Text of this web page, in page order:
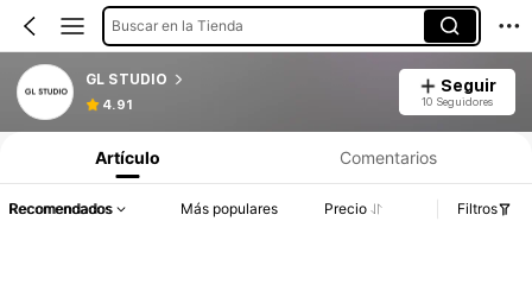
Buscar en la Tienda
GL STUDIO
4.91
Seguir
10 Seguidores
Artículo Comentarios
Recomendados Más populares Precio Filtros